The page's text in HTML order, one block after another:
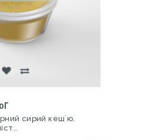
сирий кешʼю.